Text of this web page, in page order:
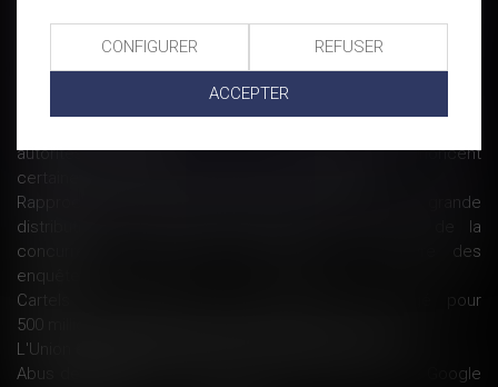
Dénigrement : une société ne peut être condamnée au vu
des seuls agissements de son associé
médicaments vétérinaires
autorités nationales de la consommation dénoncent
certaines pratiques qui doivent être corrigées
Rapprochements à l'achat dans le secteur de la grande
distribution à dominante alimentaire : L'Autorité de la
concurrence renforce ses recherches et ouvre des
enquêtes
Cartels : l'Autorité de la concurrence a infligé pour
500 millions d'euros d'amendes en 2017 - Les Echos
L'Union européenne doit-elle sanctionner Android ?
Abus de position dominante avec Android : le sort de Google
CONFIGURER REFUSER
ACCEPTER